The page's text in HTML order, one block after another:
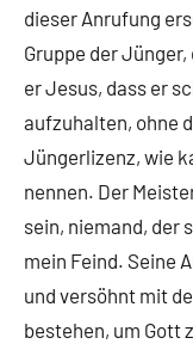
dieser Anrufung
Gruppe der
er Jesus, dass er
aufzuhalten, ohne
Jüngerlizenz, wie
nennen. Der
sein, niemand, der
mein Feind. Seine
und versöhnt mit
bestehen, um Gott